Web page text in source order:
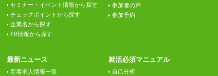
セミナー・イベント情報から探す
チェックポイントから探す
企業名から探す
PR情報から探す
参加者の声
参加予約
最新ニュース
新着求人情報一覧
就活必須マニュアル
自己分析